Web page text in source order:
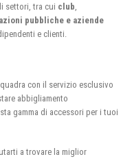
settori, tra cui club
pubbliche e aziende
e clienti.
con il servizio esclusivo
abbigliamento
gamma di accessori per i tuoi
a trovare la miglior